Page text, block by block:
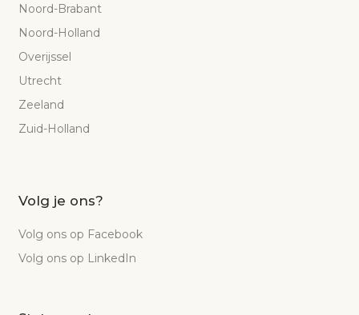
Noord-Brabant
Noord-Holland
Overijssel
Utrecht
Zeeland
Zuid-Holland
Volg je ons?
Volg ons op Facebook
Volg ons op LinkedIn